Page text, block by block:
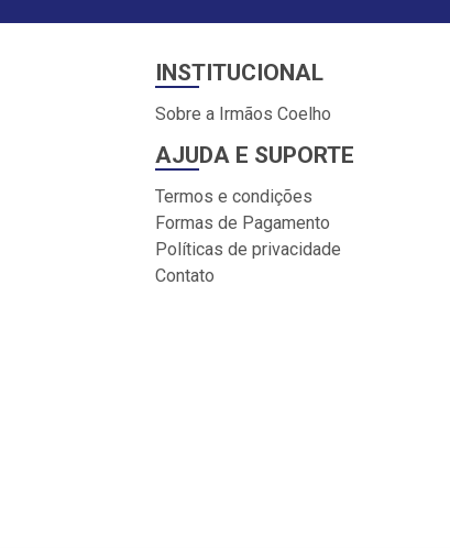
INSTITUCIONAL
Sobre a Irmãos Coelho
AJUDA E SUPORTE
Termos e condições
Formas de Pagamento
Políticas de privacidade
Contato